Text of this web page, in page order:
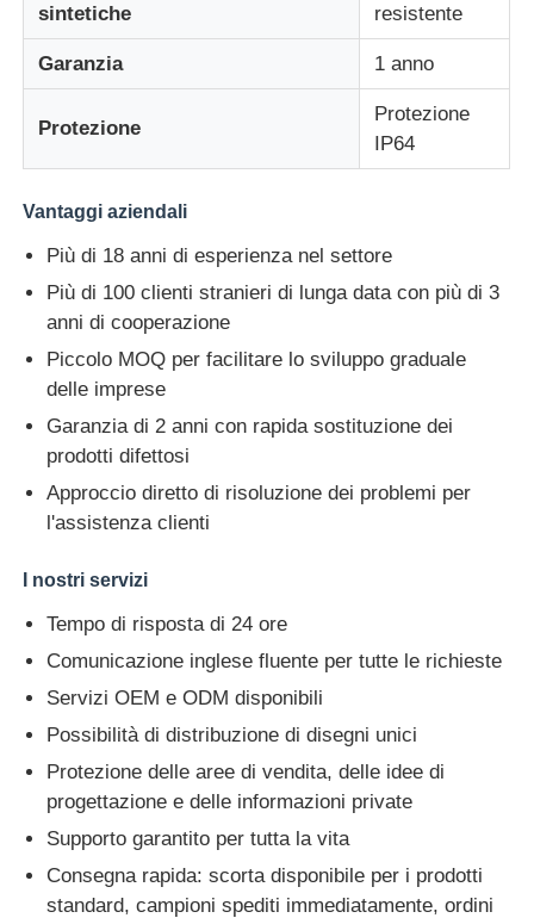
Chiedi un preventivo
Display a mesh a LED
Schermo del film trasparente a LED
Display LED trasparente
Schermo LED Volante per Droni
schermo a led olografico
Schermo di visualizzazione trasparente
sintetiche
resistente
Garanzia 1 anno
Protezione
Protezione
IP64
Vantaggi aziendali
Più di 18 anni di esperienza nel settore
Più di 100 clienti stranieri di lunga data con più di 3
anni di cooperazione
Piccolo MOQ per facilitare lo sviluppo graduale
delle imprese
Garanzia di 2 anni con rapida sostituzione dei
prodotti difettosi
Approccio diretto di risoluzione dei problemi per
l'assistenza clienti
I nostri servizi
Tempo di risposta di 24 ore
Comunicazione inglese fluente per tutte le richieste
Servizi OEM e ODM disponibili
Possibilità di distribuzione di disegni unici
Protezione delle aree di vendita, delle idee di
progettazione e delle informazioni private
Supporto garantito per tutta la vita
Consegna rapida: scorta disponibile per i prodotti
standard, campioni spediti immediatamente, ordini